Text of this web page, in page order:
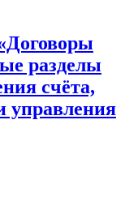
разделы
счёта,
управления